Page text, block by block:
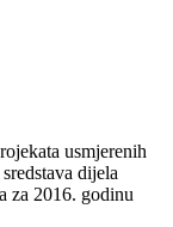
usmjerenih
dijela
za 2016. godinu